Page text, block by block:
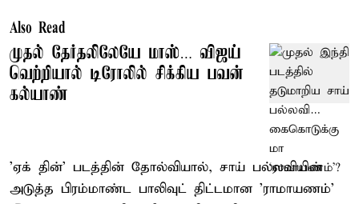
Also Read
முதல் தேர்தலிலேயே மாஸ்… விஜய்
வெற்றியால் டிரோலில் சிக்கிய பவன்
கல்யாண்
'ஏக் தின்' படத்தின் தோல்வியால், சாய் பல்லவியின்
அடுத்த பிரம்மாண்ட பாலிவுட் திட்டமான 'ராமாயணம்'